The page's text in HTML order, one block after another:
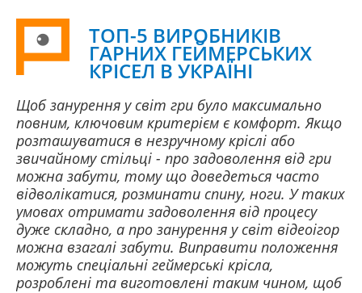
ТОП-5 ВИРОБНИКІВ
ГАРНИХ ГЕЙМЕРСЬКИХ
КРІСЕЛ В УКРАЇНІ
Щоб занурення у світ гри було максимально
повним, ключовим критерієм є комфорт. Якщо
розташуватися в незручному кріслі або
звичайному стільці - про задоволення від гри
можна забути, тому що доведеться часто
відволікатися, розминати спину, ноги. У таких
умовах отримати задоволення від процесу
дуже складно, а про занурення у світ відеоігор
можна взагалі забути. Виправити положення
можуть спеціальні геймерські крісла,
розроблені та виготовлені таким чином, щоб